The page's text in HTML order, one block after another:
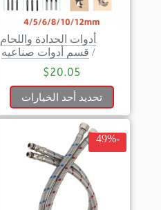
أدوات الحدادة واللحام
/ قسم أدوات صناعيه
$20.05
تحديد أحد الخيارات
-49%